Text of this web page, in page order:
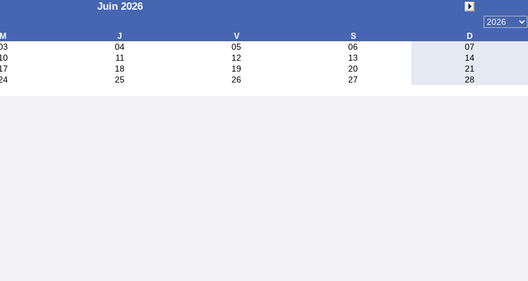
Juin 2026
M J V S
D
04 05 06
07
11 12 13
14
18 19 20
21
25 26 27
28